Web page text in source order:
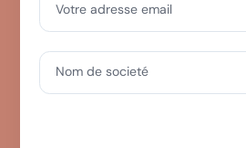
Votre adresse email
Nom de societé